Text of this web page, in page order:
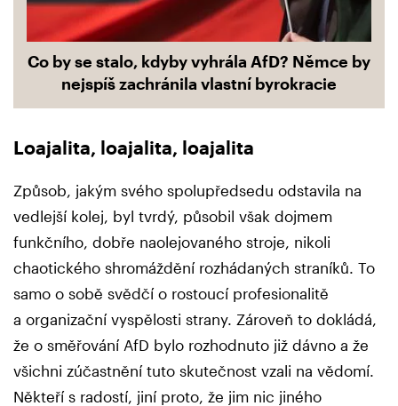
Co by se stalo, kdyby vyhrála AfD? Němce by
nejspíš zachránila vlastní byrokracie
Loajalita, loajalita, loajalita
Způsob, jakým svého spolupředsedu odstavila na
vedlejší kolej, byl tvrdý, působil však dojmem
funkčního, dobře naolejovaného stroje, nikoli
chaotického shromáždění rozhádaných straníků. To
samo o sobě svědčí o rostoucí profesionalitě
a organizační vyspělosti strany. Zároveň to dokládá,
že o směřování AfD bylo rozhodnuto již dávno a že
všichni zúčastnění tuto skutečnost vzali na vědomí.
Někteří s radostí, jiní proto, že jim nic jiného